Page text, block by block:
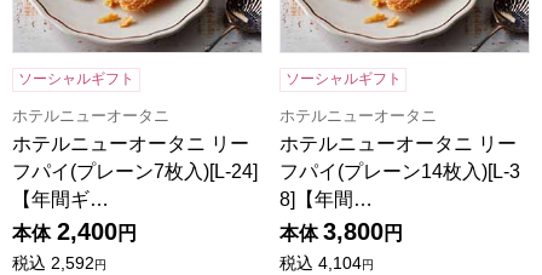
ソーシャルギフト
ホテルニューオータニ
ホテルニューオータニ リー
フパイ(プレーン7枚入)[L-24]
【年間ギ…
本体 2,400円
税込 2,592円
ソーシャルギフト
ホテルニューオータニ
ホテルニューオータニ リー
フパイ(プレーン14枚入)[L-3
8]【年間…
本体 3,800円
税込 4,104円